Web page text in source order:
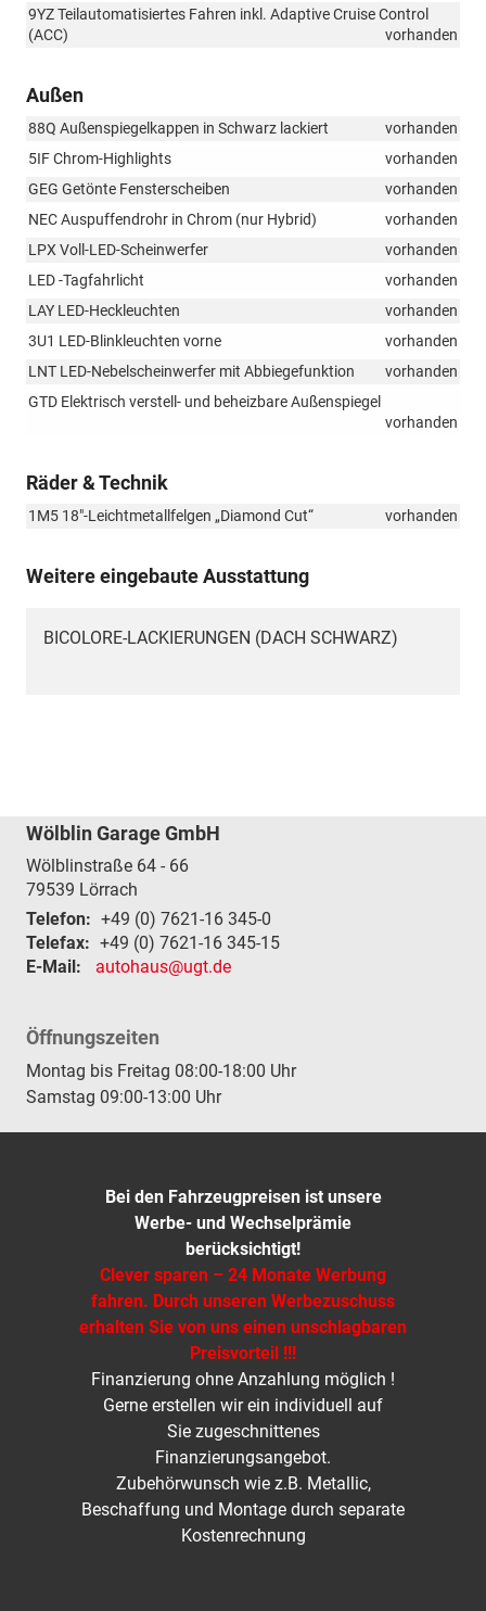
9YZ Teilautomatisiertes Fahren inkl. Adaptive Cruise Control
(ACC)
vorhanden
Außen
88Q Außenspiegelkappen in Schwarz lackiert
vorhanden
5IF Chrom-Highlights
vorhanden
GEG Getönte Fensterscheiben
vorhanden
NEC Auspuffendrohr in Chrom (nur Hybrid)
vorhanden
LPX Voll-LED-Scheinwerfer
vorhanden
LED -Tagfahrlicht
vorhanden
LAY LED-Heckleuchten
vorhanden
3U1 LED-Blinkleuchten vorne
vorhanden
LNT LED-Nebelscheinwerfer mit Abbiegefunktion
vorhanden
GTD Elektrisch verstell- und beheizbare Außenspiegel
vorhanden
Räder & Technik
1M5 18"-Leichtmetallfelgen „Diamond Cut“ vorhanden
Weitere eingebaute Ausstattung
BICOLORE-LACKIERUNGEN (DACH SCHWARZ)
Wölblin Garage GmbH
Wölblinstraße 64 - 66
79539 Lörrach
Telefon: +49 (0) 7621-16 345-0
Telefax: +49 (0) 7621-16 345-15
E-Mail:
autohaus@ugt.de
Öffnungszeiten
Montag bis Freitag 08:00-18:00 Uhr
Samstag 09:00-13:00 Uhr
Bei den Fahrzeugpreisen ist unsere
Werbe- und Wechselprämie
berücksichtigt!
Clever sparen – 24 Monate Werbung
fahren. Durch unseren Werbezuschuss
erhalten Sie von uns einen unschlagbaren
Preisvorteil !!!
Finanzierung ohne Anzahlung möglich !
Gerne erstellen wir ein individuell auf
Sie zugeschnittenes
Finanzierungsangebot.
Zubehörwunsch wie z.B. Metallic,
Beschaffung und Montage durch separate
Kostenrechnung